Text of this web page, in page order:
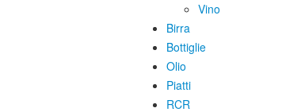
Vino
Birra
Bottiglie
Olio
Piatti
RCR